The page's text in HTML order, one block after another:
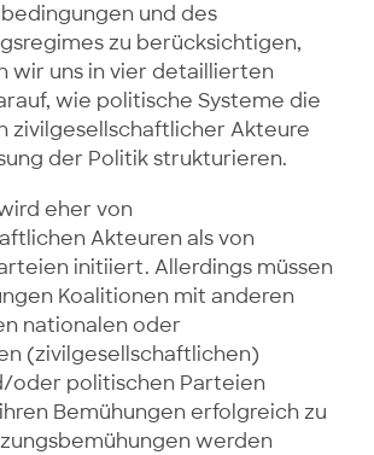
und des
zu berücksichtigen,
wir uns in vier detaillierten
wie politische Systeme die
zivilgesellschaftlicher Akteure
der Politik strukturieren.
eher von
Akteuren als von
initiiert. Allerdings müssen
Koalitionen mit anderen
nationalen oder
(zivilgesellschaftlichen)
oder politischen Parteien
Bemühungen erfolgreich zu
werden